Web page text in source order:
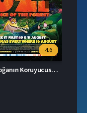
4.6
Ozi: Doğanın Koruyucusu izle